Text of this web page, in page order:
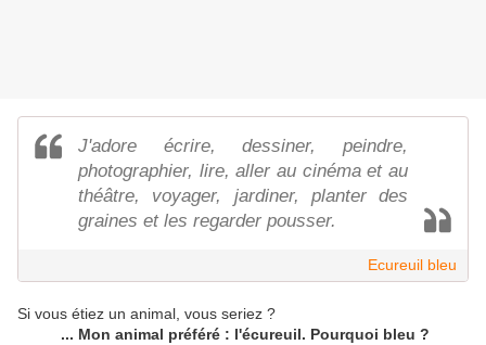
J'adore écrire, dessiner, peindre,
photographier, lire, aller au cinéma et au
théâtre, voyager, jardiner, planter des
graines et les regarder pousser.
Ecureuil bleu
Si vous étiez un animal, vous seriez ?
... Mon animal préféré : l'écureuil. Pourquoi bleu ?